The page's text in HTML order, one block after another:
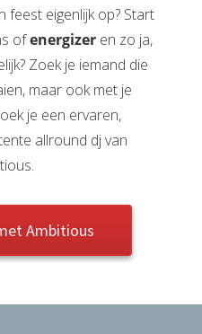
feest eigenlijk op? Start
ofenergizer en zo ja,
Zoek je iemand die
maar ook met je
je een ervaren,
allround dj van
Ambitious